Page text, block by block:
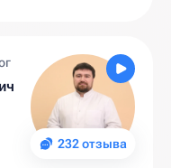
232 отзыва